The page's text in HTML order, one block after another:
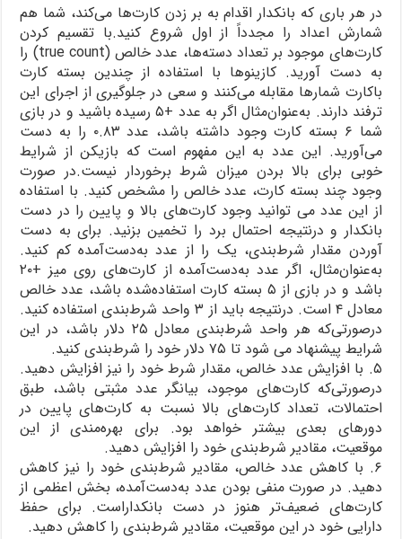
در هر باری که بانکدار اقدام به بر زدن کارت‌ها می‌کند، شما هم
شمارش اعداد را مجدداً از اول شروع کنید.با تقسیم کردن
کارت‌های موجود بر تعداد دسته‌ها، عدد خالص (true count) را
به دست آورید. کازینوها با استفاده از چندین بسته کارت
باکارت شمارها مقابله می‌کنند و سعی در جلوگیری از اجرای این
ترفند دارند. به‌عنوان‌مثال اگر به عدد +۵ رسیده باشید و در بازی
شما ۶ بسته کارت وجود داشته باشد، عدد ۰.۸۳ را به دست
می‌آورید. این عدد به این مفهوم است که بازیکن از شرایط
خوبی برای بالا بردن میزان شرط برخوردار نیست.در صورت
وجود چند بسته کارت، عدد خالص را مشخص کنید. با استفاده
از این عدد می توانید وجود کارت‌های بالا و پایین را در دست
بانکدار و درنتیجه احتمال برد را تخمین بزنید. برای به دست
آوردن مقدار شرط‌بندی، یک را از عدد به‌دست‌آمده کم کنید.
به‌عنوان‌مثال، اگر عدد به‌دست‌آمده از کارت‌های روی میز +۲۰
باشد و در بازی از ۵ بسته کارت استفاده‌شده باشد، عدد خالص
معادل ۴ است. درنتیجه باید از ۳ واحد شرط‌بندی استفاده کنید.
درصورتی‌که هر واحد شرط‌بندی معادل ۲۵ دلار باشد، در این
شرایط پیشنهاد می شود تا ۷۵ دلار خود را شرط‌بندی کنید.
۵. با افزایش عدد خالص، مقدار شرط خود را نیز افزایش دهید.
درصورتی‌که کارت‌های موجود، بیانگر عدد مثبتی باشد، طبق
احتمالات، تعداد کارت‌های بالا نسبت به کارت‌های پایین در
دورهای بعدی بیشتر خواهد بود. برای بهره‌مندی از این
موقعیت، مقادیر شرط‌بندی خود را افزایش دهید.
۶. با کاهش عدد خالص، مقادیر شرط‌بندی خود را نیز کاهش
دهید. در صورت منفی بودن عدد به‌دست‌آمده، بخش اعظمی از
کارت‌های ضعیف‌تر هنوز در دست بانکداراست. برای حفظ
دارایی خود در این موقعیت، مقادیر شرط‌بندی را کاهش دهید.